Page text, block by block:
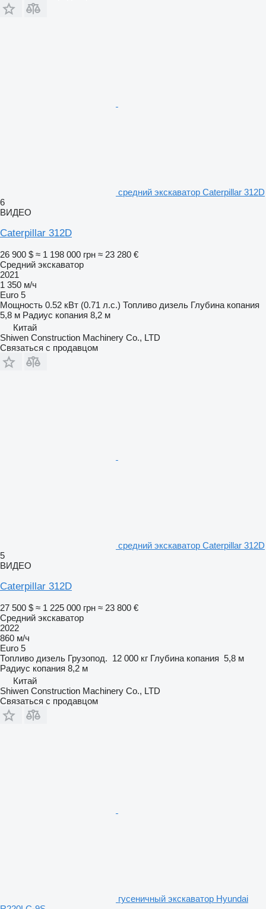
средний экскаватор Caterpillar 312D
6
ВИДЕО
Caterpillar 312D
26 900 $ ≈ 1 198 000 грн ≈ 23 280 €
Средний экскаватор
2021
1 350 м/ч
Euro 5
Мощность 0.52 кВт (0.71 л.с.) Топливо дизель Глубина копания
5,8 м Радиус копания 8,2 м
Китай
Shiwen Construction Machinery Co., LTD
Связаться с продавцом
средний экскаватор Caterpillar 312D
5
ВИДЕО
Caterpillar 312D
27 500 $ ≈ 1 225 000 грн ≈ 23 800 €
Средний экскаватор
2022
860 м/ч
Euro 5
Топливо дизель Грузопод. 12 000 кг Глубина копания 5,8 м
Радиус копания 8,2 м
Китай
Shiwen Construction Machinery Co., LTD
Связаться с продавцом
гусеничный экскаватор Hyundai